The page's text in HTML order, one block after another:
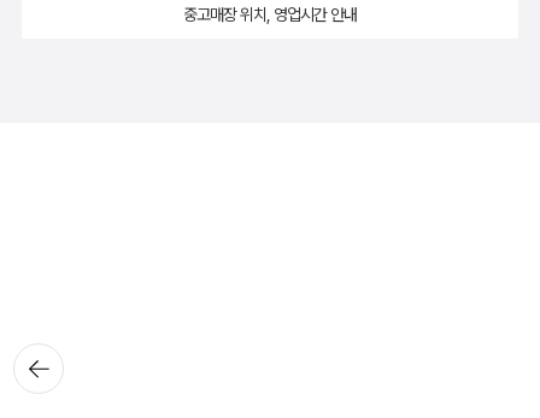
뒤로가
기
중고매장 위치, 영업시간 안내